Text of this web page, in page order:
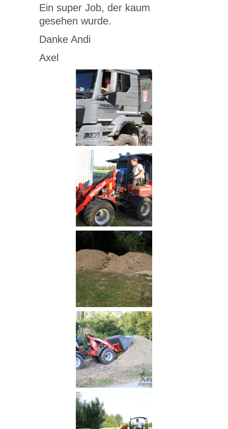
Ein super Job, der kaum
gesehen wurde.
Danke Andi
Axel